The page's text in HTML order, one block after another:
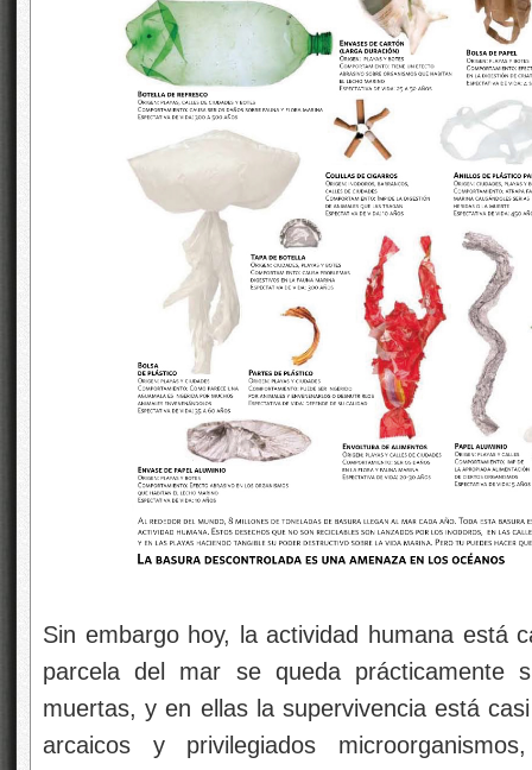
Sin embargo hoy, la actividad humana está
parcela del mar se queda prácticamente
muertas, y en ellas la supervivencia está
arcaicos y privilegiados